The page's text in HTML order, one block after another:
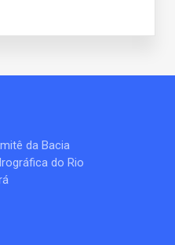
da Bacia
do Rio